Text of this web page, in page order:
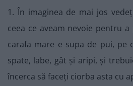
1. În imaginea de mai jos
ceea ce aveam nevoie pentru
carafa mare e supa de pui, pe
spate, labe, gât și aripi, și
încerca să faceți ciorba asta cu